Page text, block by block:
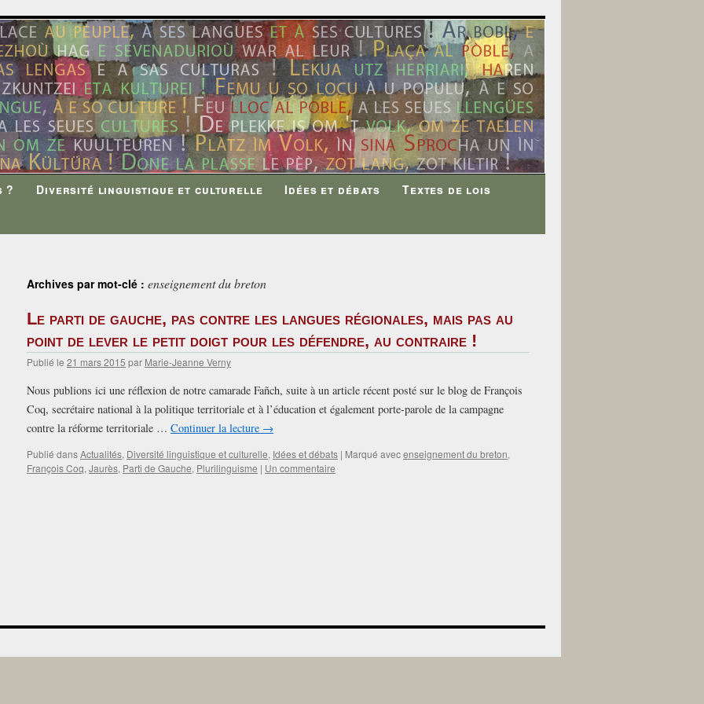
? Diversité linguistique et culturelle Idées et débats
Textes de lois
Archives par mot-clé : enseignement du breton
Le parti de gauche, pas contre les langues régionales, mais pas au
point de lever le petit doigt pour les défendre, au contraire !
Publié le 21 mars 2015 par Marie-Jeanne Verny
Nous publions ici une réflexion de notre camarade Fañch, suite à un article récent posté sur le blog de François
Coq, secrétaire national à la politique territoriale et à l’éducation et également porte-parole de la campagne
contre la réforme territoriale … Continuer la lecture →
Publié dansActualités, Diversité linguistique et culturelle, Idées et débats | Marqué avecenseignement du breton,
François Coq, Jaurès, Parti de Gauche, Plurilinguisme | Un commentaire